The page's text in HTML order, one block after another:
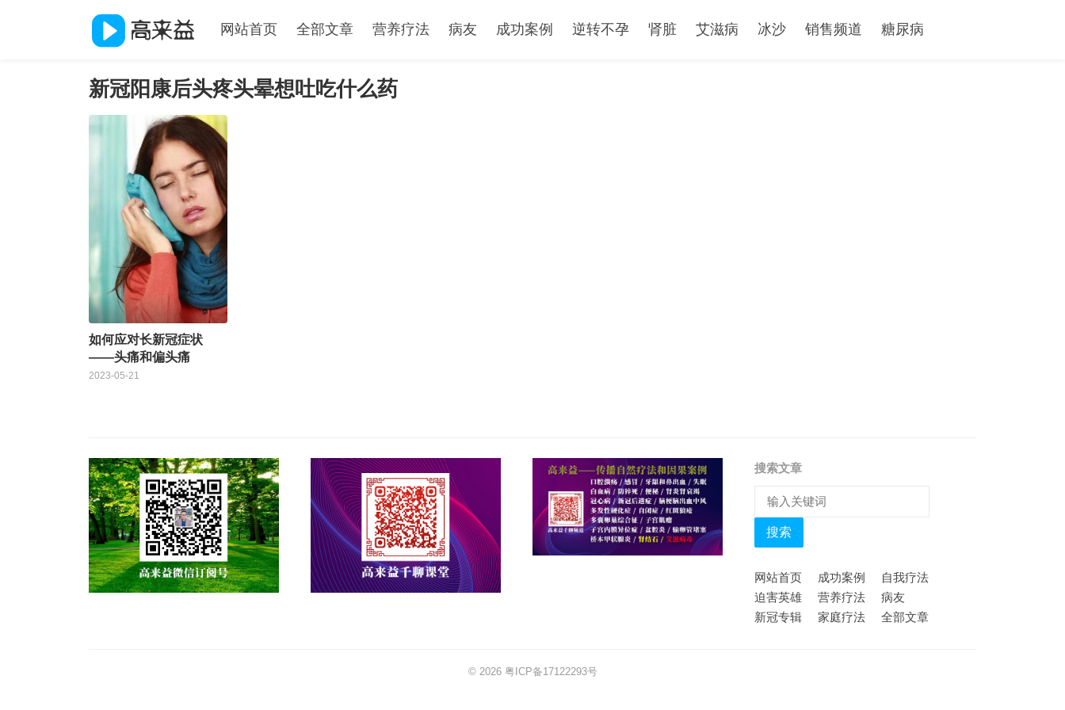
网站首页 全部文章 营养疗法 病友 成功案例 逆转不孕 肾脏 艾滋病 冰沙 销售频道 糖尿病
新冠阳康后头疼头晕想吐吃什么药
如何应对长新冠症状
——头痛和偏头痛
2023-05-21
搜索文章
搜索
网站首页 成功案例
自我疗法
迫害英雄
营养疗法
病友
新冠专辑
家庭疗法 全部文章
© 2026 粤ICP备17122293号